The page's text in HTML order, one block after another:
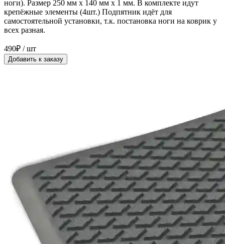
ноги). Размер 250 мм x 140 мм x 1 мм. В комплекте идут
крепёжные элементы (4шт.) Подпятник идёт для
самостоятельной установки, т.к. постановка ноги на коврик у
всех разная.
490₽ / шт
Добавить к заказу